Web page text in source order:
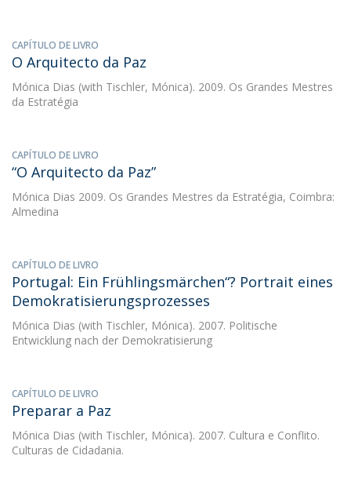
CAPÍTULO DE LIVRO
O Arquitecto da Paz
Mónica Dias (with Tischler, Mónica). 2009. Os Grandes Mestres
da Estratégia
CAPÍTULO DE LIVRO
“O Arquitecto da Paz”
Mónica Dias 2009. Os Grandes Mestres da Estratégia, Coimbra:
Almedina
CAPÍTULO DE LIVRO
Portugal: Ein Frühlingsmärchen“? Portrait eines
Demokratisierungsprozesses
Mónica Dias (with Tischler, Mónica). 2007. Politische
Entwicklung nach der Demokratisierung
CAPÍTULO DE LIVRO
Preparar a Paz
Mónica Dias (with Tischler, Mónica). 2007. Cultura e Conflito.
Culturas de Cidadania.